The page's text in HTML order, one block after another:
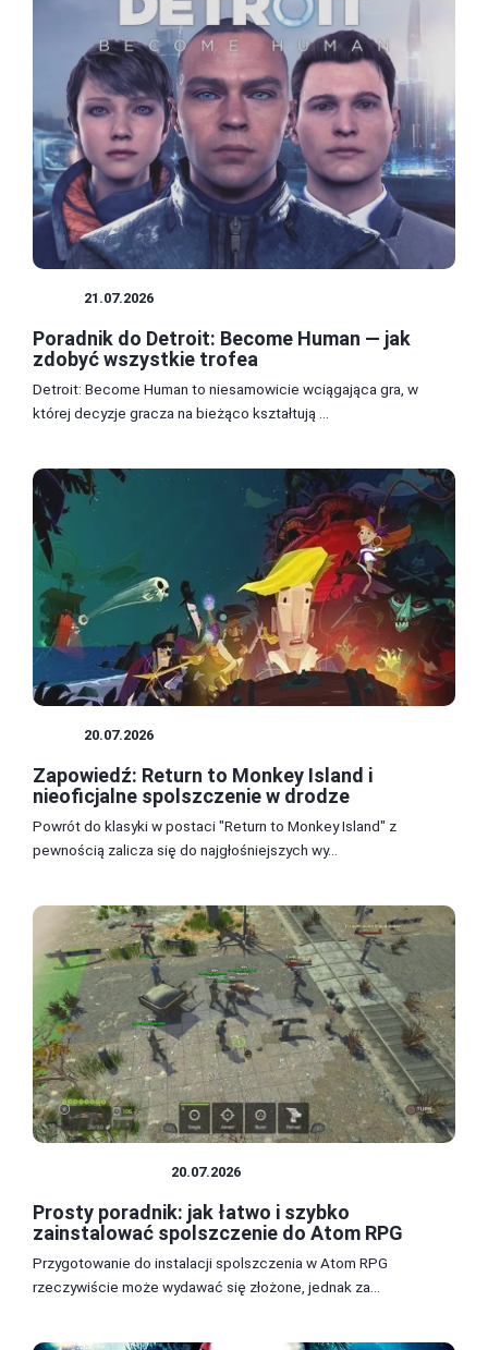
21.07.2026
Poradnik do Detroit: Become Human — jak
zdobyć wszystkie trofea
Detroit: Become Human to niesamowicie wciągająca gra, w
której decyzje gracza na bieżąco kształtują ...
20.07.2026
Zapowiedź: Return to Monkey Island i
nieoficjalne spolszczenie w drodze
Powrót do klasyki w postaci "Return to Monkey Island" z
pewnością zalicza się do najgłośniejszych wy...
20.07.2026
Prosty poradnik: jak łatwo i szybko
zainstalować spolszczenie do Atom RPG
Przygotowanie do instalacji spolszczenia w Atom RPG
rzeczywiście może wydawać się złożone, jednak za...